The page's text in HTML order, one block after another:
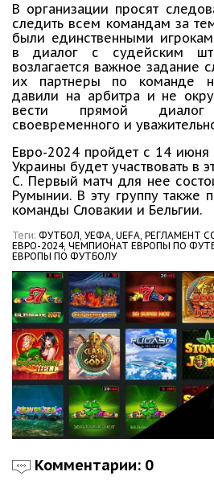
В организации просят
следить всем командам за
были единственными
в диалог с судейским
возлагается важное задание
их партнеры по команде
давили на арбитра и не
вести прямой
своевременного и
Евро-2024 пройдет с 14
Украины будет участвовать в
С. Первый матч для нее
Румынии. В эту группу также
команды Словакии и Бельгии.
Теги: ФУТБОЛ, УЕФА, UEFA, РЕГЛАМЕНТ
ЕВРО-2024, ЧЕМПИОНАТ ЕВРОПЫ ПО
ЕВРОПЫ ПО ФУТБОЛУ
Комментарии: 0